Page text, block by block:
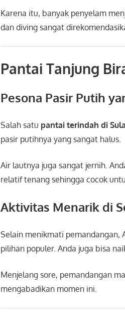
Karena itu, banyak penyelam
dan diving sangat
Pantai Tanjung
Pesona Pasir Putih
Salah satu pantai terindah di
pasir putihnya yang sangat halus.
Air lautnya juga sangat jernih.
relatif tenang sehingga cocok
Aktivitas Menarik di
Selain menikmati pemandangan,
pilihan populer. Anda juga bisa
Menjelang sore, pemandangan
mengabadikan momen ini.